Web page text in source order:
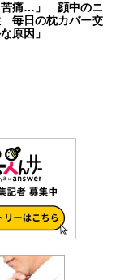
苦痛…」 顔中のニ
毎日の枕カバー交
原因」